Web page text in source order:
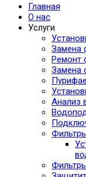
Главная
О нас
Услуги
Замена
Ремонт
Замена
Анализ